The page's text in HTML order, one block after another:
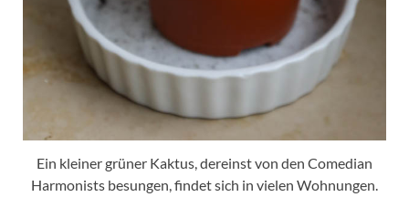
Ein kleiner grüner Kaktus, dereinst von den Comedian
Harmonists besungen, findet sich in vielen Wohnungen.